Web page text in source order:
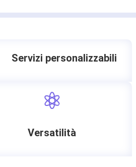
Servizi personalizzabili

Versatilità